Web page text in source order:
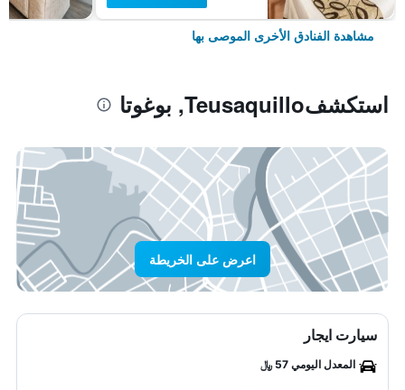
مشاهدة الفنادق الأخرى الموصى بها
استكشفTeusaquillo, بوغوتا
اعرض على الخريطة
سيارت ايجار
المعدل اليومي 57 ﷼